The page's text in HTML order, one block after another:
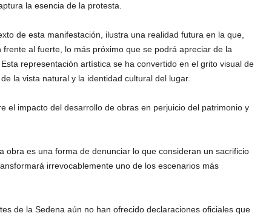
la esencia de la protesta.
de esta manifestación, ilustra una realidad futura en la que,
al fuerte, lo más próximo que se podrá apreciar de la
representación artística se ha convertido en el grito visual de
la vista natural y la identidad cultural del lugar.
el impacto del desarrollo de obras en perjuicio del patrimonio y
obra es una forma de denunciar lo que consideran un sacrificio
irrevocablemente uno de los escenarios más
de la Sedena aún no han ofrecido declaraciones oficiales que